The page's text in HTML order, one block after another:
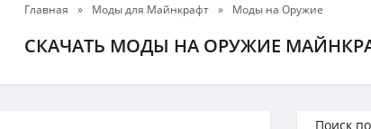
Главная » Моды для Майнкрафт » Моды на Оружие
СКАЧАТЬ МОДЫ НА ОРУЖИЕ